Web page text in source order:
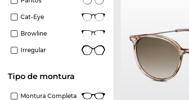
Cat-Eye
Browline
Irregular
Tipo de montura
Montura Completa